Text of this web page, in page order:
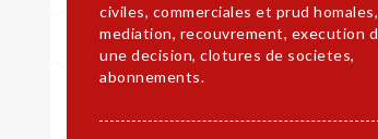
civiles, commerciales et prud homales,
mediation, recouvrement, execution d
une decision, clotures de societes,
abonnements.